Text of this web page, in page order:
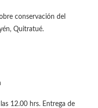
conservación del
Quitratué.
12.00 hrs. Entrega de